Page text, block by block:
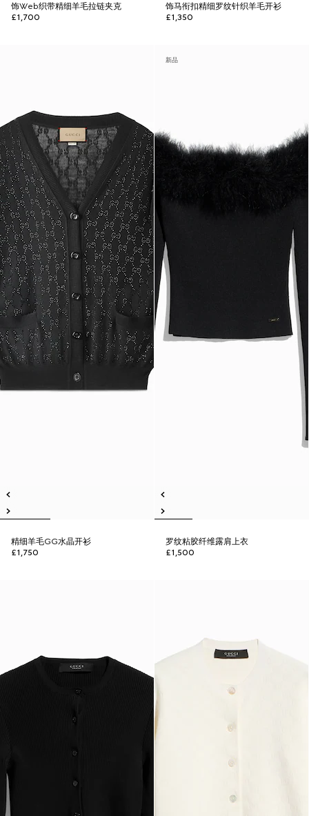
饰Web织带精细羊毛拉链夹克
£1,700
饰马衔扣精细罗纹针织羊毛开衫
£1,350
精细羊毛GG水晶开衫
£1,750
新品
罗纹粘胶纤维露肩上衣
£1,500